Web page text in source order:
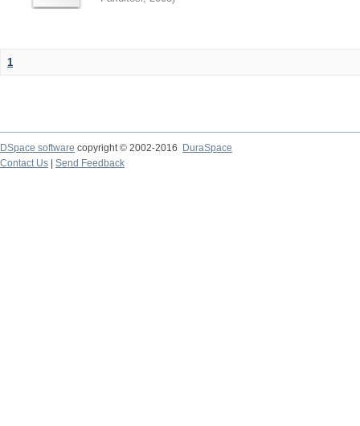
1
DSpace software copyright © 2002-2016
DuraSpace
Contact Us
Send Feedback